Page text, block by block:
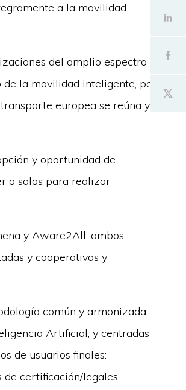
a la movilidad
del amplio espectro
la movilidad inteligente, por
europea se reúna y
y oportunidad de
a salas para realizar
y Aware2All, ambos
y cooperativas y
común y armonizada
Artificial, y centradas
de usuarios finales:
de certificación/legales.